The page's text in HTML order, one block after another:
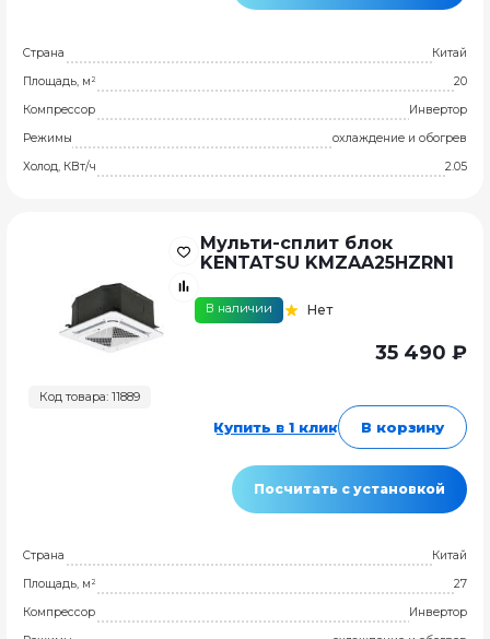
Страна
Китай
Площадь, м²
20
Компрессор
Инвертор
Режимы
охлаждение и обогрев
Холод, КВт/ч
2.05
Код товара: 11889
Мульти-сплит блок
KENTATSU KMZAA25HZRN1
В наличии Нет
35 490 ₽
Купить в 1 клик В корзину
Посчитать с установкой
Страна
Китай
Площадь, м²
27
Компрессор
Инвертор